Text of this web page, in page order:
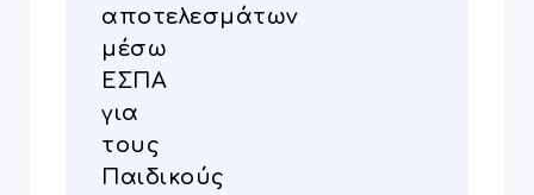
αποτελεσμάτων
μέσω
ΕΣΠΑ
για
τους
Παιδικούς